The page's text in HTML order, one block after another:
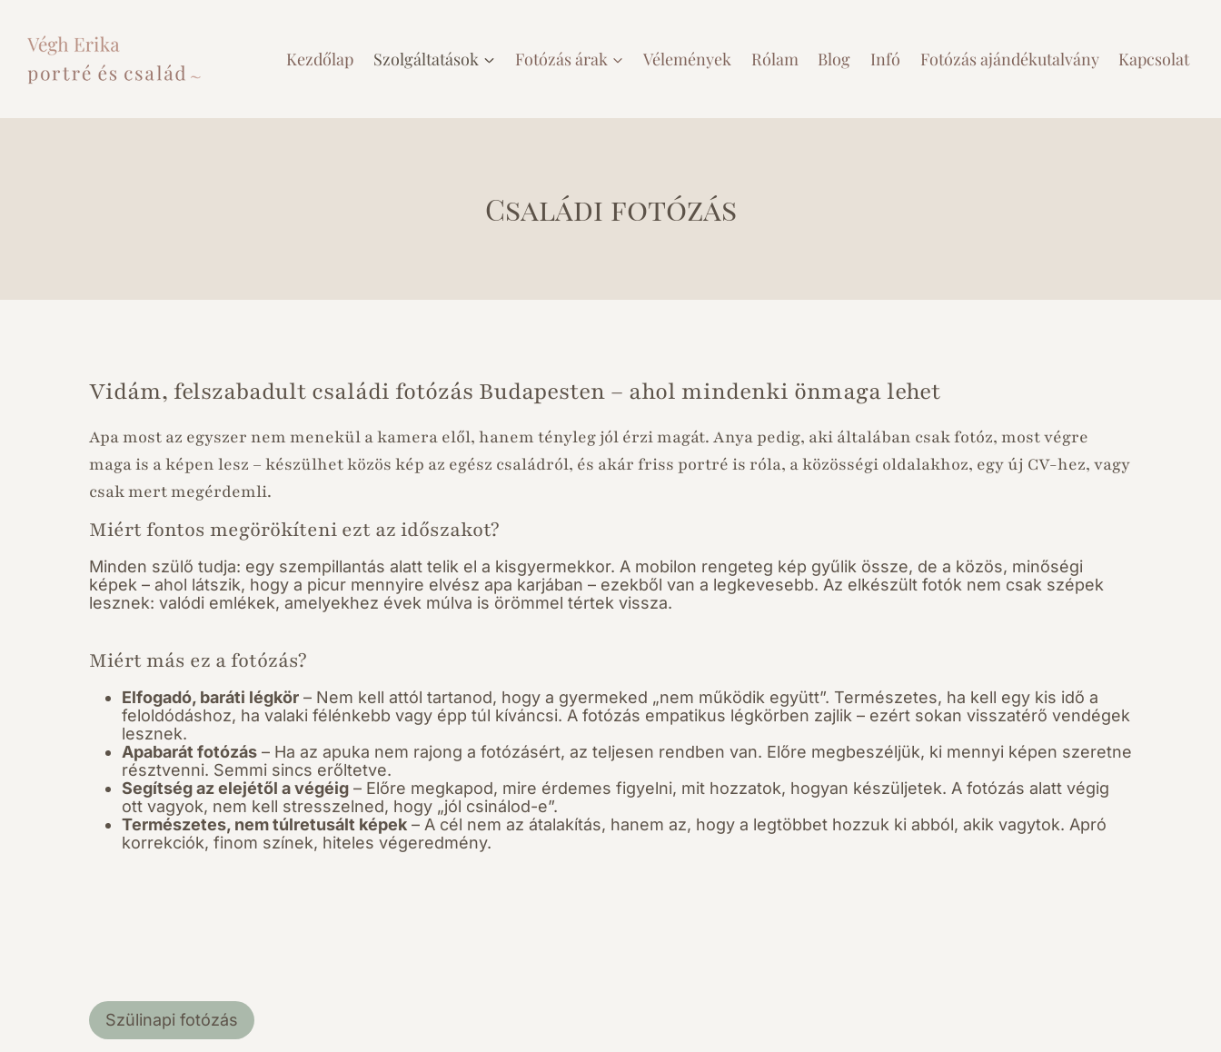
content
Kezdőlap Szolgáltatások Fotózás árak Vélemények Rólam Blog Infó Fotózás ajándékutalvány Kapcsolat
Családi fotózás
Vidám, felszabadult családi fotózás Budapesten – ahol mindenki önmaga lehet
Apa most az egyszer nem menekül a kamera elől, hanem tényleg jól érzi magát. Anya pedig, aki általában csak fotóz, most végre
maga is a képen lesz – készülhet közös kép az egész családról, és akár friss portré is róla, a közösségi oldalakhoz, egy új CV-hez, vagy
csak mert megérdemli.
Miért fontos megörökíteni ezt az időszakot?
Minden szülő tudja: egy szempillantás alatt telik el a kisgyermekkor. A mobilon rengeteg kép gyűlik össze, de a közös, minőségi
képek – ahol látszik, hogy a picur mennyire elvész apa karjában – ezekből van a legkevesebb. Az elkészült fotók nem csak szépek
lesznek: valódi emlékek, amelyekhez évek múlva is örömmel tértek vissza.
Miért más ez a fotózás?
Elfogadó, baráti légkör – Nem kell attól tartanod, hogy a gyermeked „nem működik együtt”. Természetes, ha kell egy kis idő a
feloldódáshoz, ha valaki félénkebb vagy épp túl kíváncsi. A fotózás empatikus légkörben zajlik – ezért sokan visszatérő vendégek
lesznek.
Apabarát fotózás – Ha az apuka nem rajong a fotózásért, az teljesen rendben van. Előre megbeszéljük, ki mennyi képen szeretne
résztvenni. Semmi sincs erőltetve.
Segítség az elejétől a végéig – Előre megkapod, mire érdemes figyelni, mit hozzatok, hogyan készüljetek. A fotózás alatt végig
ott vagyok, nem kell stresszelned, hogy „jól csinálod-e”.
Természetes, nem túlretusált képek – A cél nem az átalakítás, hanem az, hogy a legtöbbet hozzuk ki abból, akik vagytok. Apró
korrekciók, finom színek, hiteles végeredmény.
Szülinapi fotózás